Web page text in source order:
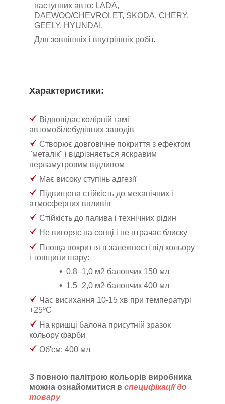
наступних авто: LADA,
DAEWOO/CHEVROLET, SKODA, CHERY,
GEELY, HYUNDAI.
Для зовнішніх і внутрішніх робіт.
Характеристики:
Відповідає колірній гамі
автомобілебудівних заводів
Створює довговічне покриття з ефектом
"металік" і відрізняється яскравим
перламутровим відливом
Має високу ступінь адгезії
Підвищена стійкість до механічних і
атмосферних впливів
Стійкість до палива і технічних рідин
Не вигоряє на сонці і не втрачає блиску
Площа покриття в залежності від кольору
і товщини шару:
0,8–1,0 м2 балончик 150 мл
1,5–2,0 м2 балончик 400 мл
Час висихання 10-15 хв при температурі
+25ºС
На кришці балона присутній зразок
кольору фарби
Об'єм: 400 мл
З повною палітрою кольорів виробника
можна ознайомитися в специфікації до
товару